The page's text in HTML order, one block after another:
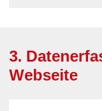
3.
Webseite